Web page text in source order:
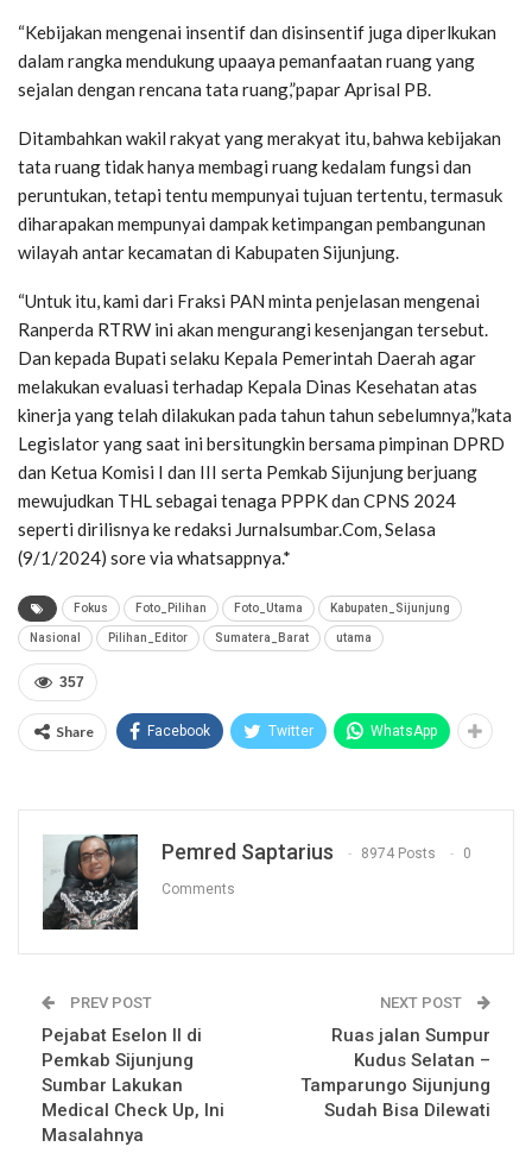
“Kebijakan mengenai insentif dan disinsentif juga diperlkukan
dalam rangka mendukung upaaya pemanfaatan ruang yang
sejalan dengan rencana tata ruang,”papar Aprisal PB.
Ditambahkan wakil rakyat yang merakyat itu, bahwa kebijakan
tata ruang tidak hanya membagi ruang kedalam fungsi dan
peruntukan, tetapi tentu mempunyai tujuan tertentu, termasuk
diharapakan mempunyai dampak ketimpangan pembangunan
wilayah antar kecamatan di Kabupaten Sijunjung.
“Untuk itu, kami dari Fraksi PAN minta penjelasan mengenai
Ranperda RTRW ini akan mengurangi kesenjangan tersebut.
Dan kepada Bupati selaku Kepala Pemerintah Daerah agar
melakukan evaluasi terhadap Kepala Dinas Kesehatan atas
kinerja yang telah dilakukan pada tahun tahun sebelumnya,”kata
Legislator yang saat ini bersitungkin bersama pimpinan DPRD
dan Ketua Komisi I dan III serta Pemkab Sijunjung berjuang
mewujudkan THL sebagai tenaga PPPK dan CPNS 2024
seperti dirilisnya ke redaksi Jurnalsumbar.Com, Selasa
(9/1/2024) sore via whatsappnya.*
Fokus Foto_Pilihan Foto_Utama Kabupaten_Sijunjung
Nasional Pilihan_Editor Sumatera_Barat utama
357
Share Facebook Twitter WhatsApp
Pemred Saptarius 8974 Posts 0
Comments
PREV POST
Pejabat Eselon II di
Pemkab Sijunjung
Sumbar Lakukan
Medical Check Up, Ini
Masalahnya
NEXT POST
Ruas jalan Sumpur
Kudus Selatan –
Tamparungo Sijunjung
Sudah Bisa Dilewati